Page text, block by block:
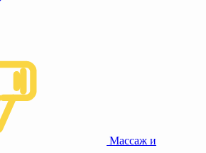
Массаж и